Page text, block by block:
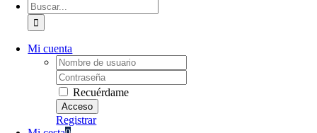
Buscar:
Mi cuenta
Username:
Password:
Recuérdame
Registrar